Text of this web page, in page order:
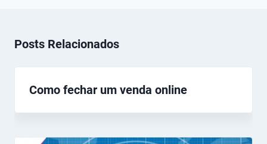
Posts Relacionados
Como fechar um venda online